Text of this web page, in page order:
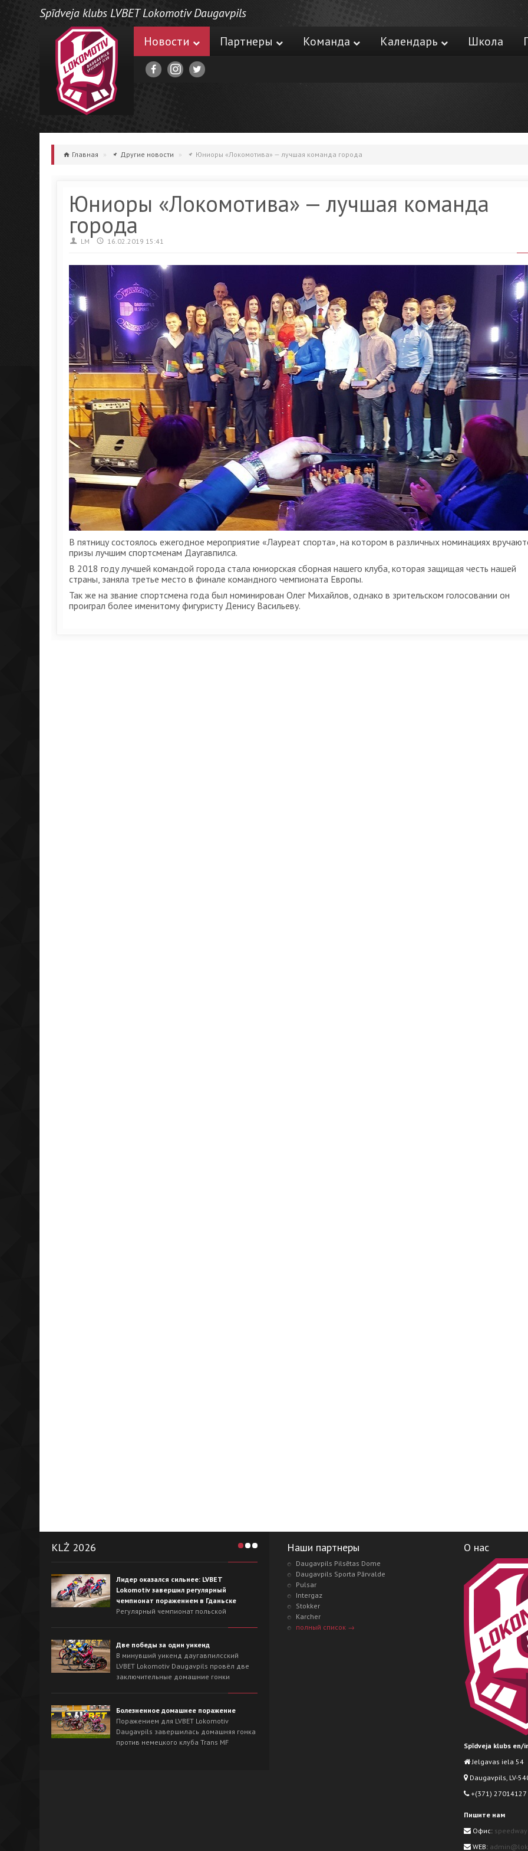
Spīdveja klubs LVBET Lokomotiv Daugavpils
Новости
Партнеры Команда Календарь Школа
Главная » Другие новости » Юниоры «Локомотива» — лучшая команда города
Юниоры «Локомотива» — лучшая команда
города
LM 16.02.2019 15:41
В пятницу состоялось ежегодное мероприятие «Лауреат спорта», на котором в различных номинациях
призы лучшим спортсменам Даугавпилса.
В 2018 году лучшей командой города стала юниорская сборная нашего клуба, которая защищая честь нашей
страны, заняла третье место в финале командного чемпионата Европы.
Так же на звание спортсмена года был номинирован Олег Михайлов, однако в зрительском голосовании он
проиграл более именитому фигуристу Денису Васильеву.
KLŻ 2026
Лидер оказался сильнее: LVBET
Lokomotiv завершил регулярный
чемпионат поражением в Гданьске
Регулярный чемпионат польской
против лидера сезона - Wybrzeże Gdańsk.
На треке в Гданьске хозяева с первых
заездов захватили инициативу и
одержали победу со счётом 54:36.
Две победы за один уикенд
В минувший уикенд даугавпилсский
LVBET Lokomotiv Daugavpils провёл две
заключительные домашние гонки
домашнем треке наша команда сначала
в невероятно напряжённой борьбе
вырвала победу у OK Kolejarz Opole -
46:44, а на следующий день уверенно
Болезненное домашнее поражение
Поражением для LVBET Lokomotiv
Daugavpils завершилась домашняя гонка
против немецкого клуба Trans MF
Наши партнеры
Daugavpils Pilsētas Dome
Daugavpils Sporta Pārvalde
Pulsar
Intergaz
Stokker
Karcher
полный список →
О нас
Spīdveja klubs
Jelgavas iela 54
Daugavpils, LV-
+(371) 27014127
Пишите нам
Офис:
WEB: